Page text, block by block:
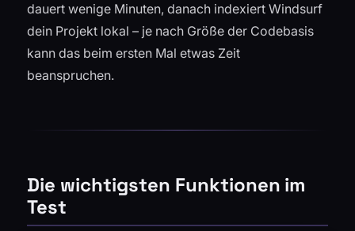
dauert wenige Minuten, danach indexiert Windsurf
dein Projekt lokal – je nach Größe der Codebasis
kann das beim ersten Mal etwas Zeit
beanspruchen.
Die wichtigsten Funktionen im
Test